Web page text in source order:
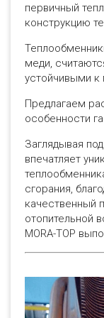
первичный
конструкцию
меди,
устойчивыми к
Предлагаем
особенности
Заглядывая
впечатляет
сгорания,
качественный
отопительной
MORA-TOP